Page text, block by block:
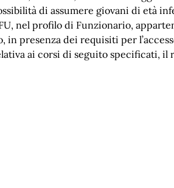
di assumere giovani di età
nel profilo di Funzionario,
presenza dei requisiti per
ai corsi di seguito specificati, il